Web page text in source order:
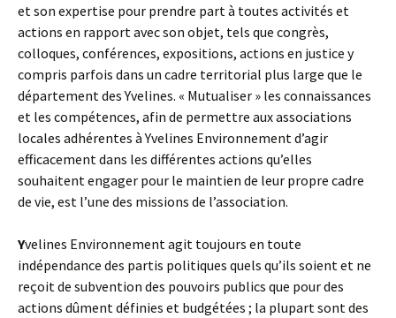
et son expertise pour prendre part à toutes activités et
actions en rapport avec son objet, tels que congrès,
colloques, conférences, expositions, actions en justice y
compris parfois dans un cadre territorial plus large que le
département des Yvelines. « Mutualiser » les connaissances
et les compétences, afin de permettre aux associations
locales adhérentes à Yvelines Environnement d’agir
efficacement dans les différentes actions qu’elles
souhaitent engager pour le maintien de leur propre cadre
de vie, est l’une des missions de l’association.
Yvelines Environnement agit toujours en toute
indépendance des partis politiques quels qu’ils soient et ne
reçoit de subvention des pouvoirs publics que pour des
actions dûment définies et budgétées ; la plupart sont des